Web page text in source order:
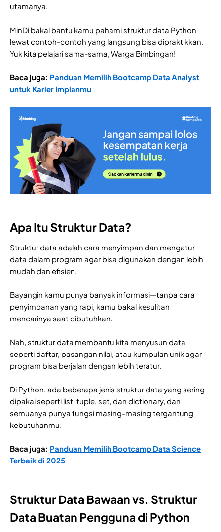
utamanya.
MinDi bakal bantu kamu pahami struktur data Python
lewat contoh-contoh yang langsung bisa dipraktikkan.
Yuk kita pelajari sama-sama, Warga Bimbingan!
Baca juga: Panduan Memilih Bootcamp Data Analyst
untuk Karier Impianmu
Apa Itu Struktur Data?
Struktur data adalah cara menyimpan dan mengatur
data dalam program agar bisa digunakan dengan lebih
mudah dan efisien.
Bayangin kamu punya banyak informasi—tanpa cara
penyimpanan yang rapi, kamu bakal kesulitan
mencarinya saat dibutuhkan.
Nah, struktur data membantu kita menyusun data
seperti daftar, pasangan nilai, atau kumpulan unik agar
program bisa berjalan dengan lebih teratur.
Di Python, ada beberapa jenis struktur data yang sering
dipakai seperti list, tuple, set, dan dictionary, dan
semuanya punya fungsi masing-masing tergantung
kebutuhanmu.
Baca juga: Panduan Memilih Bootcamp Data Science
Terbaik di 2025
Struktur Data Bawaan vs. Struktur
Data Buatan Pengguna di Python